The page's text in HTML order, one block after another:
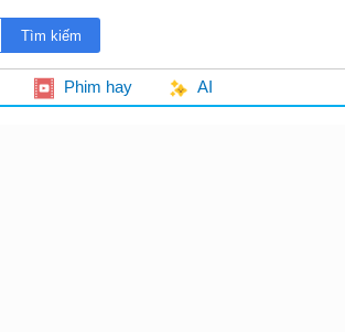
Phim hay AI